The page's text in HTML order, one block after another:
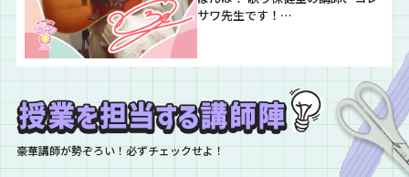
サワ先生です！…
豪華講師が勢ぞろい！必ずチェックせよ！